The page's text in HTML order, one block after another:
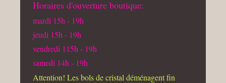
Horaires d'ouverture boutique:
mardi 15h - 19h
jeudi 15h - 19h
vendredi 115h - 19h
samedi 14h - 19h
Attention! Les bols de cristal déménagent fin